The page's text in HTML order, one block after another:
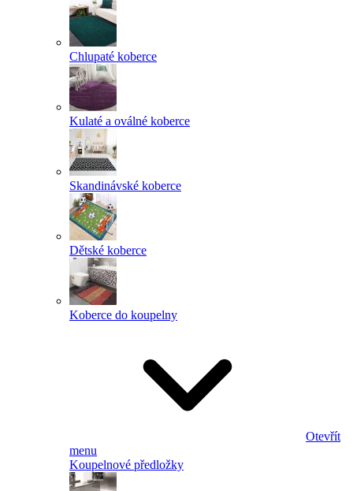
Chlupaté koberce
Kulaté a oválné koberce
Skandinávské koberce
Dětské koberce
Koberce do koupelny
Otevřít
menu
Koupelnové předložky